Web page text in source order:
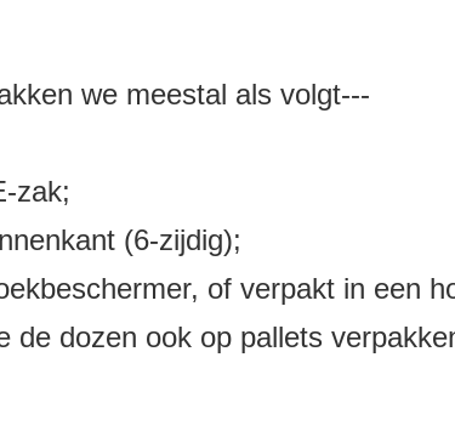
we meestal als volgt---
zak;
(6-zijdig);
of verpakt in een
de dozen ook op pallets